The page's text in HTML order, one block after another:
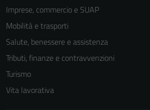
Imprese, commercio e SUAP
Mobilità e trasporti
Salute, benessere e assistenza
Tributi, finanze e contravvenzioni
Turismo
Vita lavorativa